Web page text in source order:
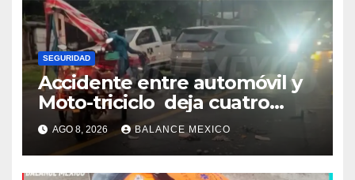
SEGURIDAD
Accidente entre automóvil y
Moto-triciclo deja cuatro
lesionados en Tuxtla Chico
AGO 8, 2026 BALANCE MEXICO